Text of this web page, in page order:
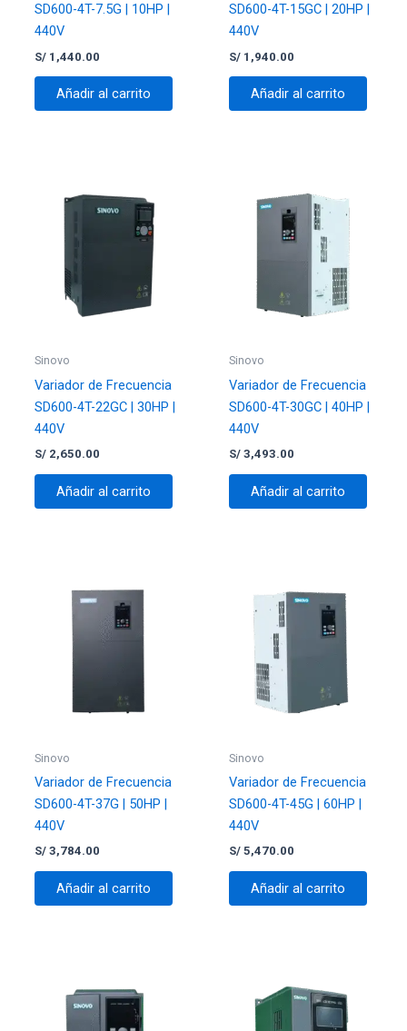
SD600-4T-7.5G | 10HP |
440V
S/1,440.00
Añadir al carrito
SD600-4T-15GC | 20HP |
440V
S/1,940.00
Añadir al carrito
Sinovo
Variador de Frecuencia
SD600-4T-22GC | 30HP |
440V
S/2,650.00
Añadir al carrito
Sinovo
Variador de Frecuencia
SD600-4T-30GC | 40HP |
440V
S/3,493.00
Añadir al carrito
Sinovo
Variador de Frecuencia
SD600-4T-37G | 50HP |
440V
S/3,784.00
Añadir al carrito
Sinovo
Variador de Frecuencia
SD600-4T-45G | 60HP |
440V
S/5,470.00
Añadir al carrito